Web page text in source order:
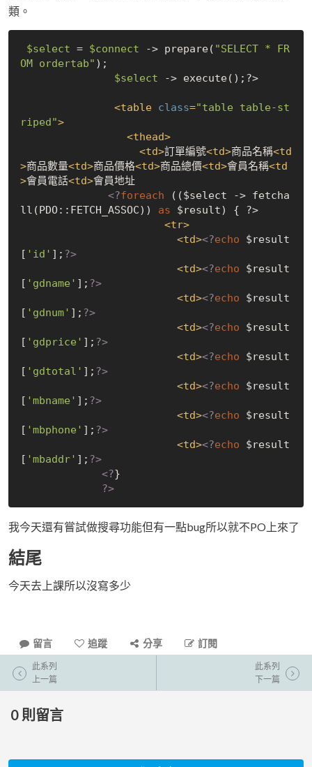
類。
$select = $connect -> prepare( "SELECT * FR
OM ordertab" );
$select -> execute();?>
<table class="table table-st
riped">
<thead>
<td>訂單編號<td>商品名稱<td
>商品數量<td>商品價格<td>商品總價<td>會員名稱<td
>會員電話<td>會員地址
<?foreach (($select -> fetcha
ll(PDO::FETCH_ASSOC)) as $result) { ?>
<tr>
<td><?echo $result
[ 'id' ]; ?>
<td><?echo $result
[ 'gdname' ]; ?>
<td><?echo $result
[ 'gdnum' ]; ?>
<td><?echo $result
[ 'gdprice' ]; ?>
<td><?echo $result
[ 'gdtotal' ]; ?>
<td><?echo $result
[ 'mbname' ]; ?>
<td><?echo $result
[ 'mbphone' ]; ?>
<td><?echo $result
[ 'mbaddr' ]; ?>
<?}
?>
我今天還有嘗試做搜尋功能但有一點bug所以就不PO上來了
結尾
今天去上課所以沒寫多少
留言 追蹤 分享 訂閱
此系列
上一篇
此系列
下一篇
0 則留言